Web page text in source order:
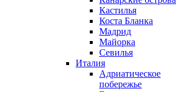
Кастилья
Коста Бланка
Мадрид
Майорка
Севилья
Италия
Адриатическое
побережье